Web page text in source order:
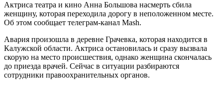
Актриса театра и кино Анна Большова насмерть сбила
женщину, которая переходила дорогу в неположенном месте.
Об этом сообщает телеграм-канал Mash.
Авария произошла в деревне Грачевка, которая находится в
Калужской области. Актриса остановилась и сразу вызвала
скорую на место происшествия, однако женщина скончалась
до приезда врачей. Сейчас в ситуации разбираются
сотрудники правоохранительных органов.